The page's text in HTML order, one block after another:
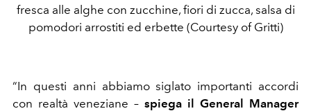
fresca alle alghe con zucchine, fiori di zucca, salsa di
pomodori arrostiti ed erbette (Courtesy of Gritti)
“In questi anni abbiamo siglato importanti accordi
con realtà veneziane – spiega il General Manager